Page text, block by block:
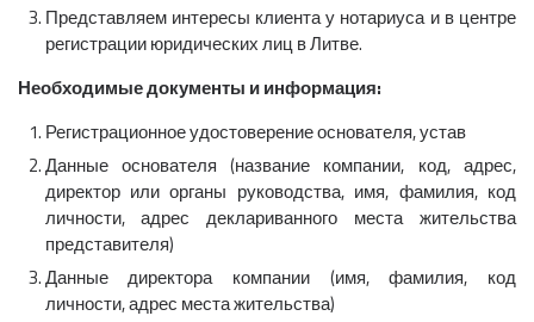
Представляем интересы клиента у нотариуса и в центре
регистрации юридических лиц в Литве.
Необходимые документы и информация:
Регистрационное удостоверение основателя, устав
Данные основателя (название компании, код, адрес,
директор или органы руководства, имя, фамилия, код
личности, адрес деклариванного места жительства
представителя)
Данные директора компании (имя, фамилия, код
личности, адрес места жительства)